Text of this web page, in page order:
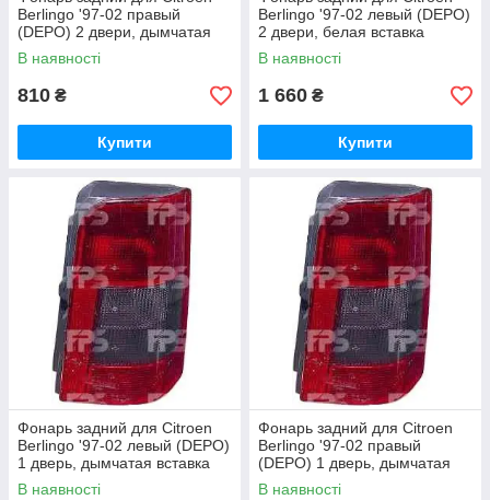
Berlingo '97-02 правый
(DEPO) 2 двери, дымчатая
вставка
В наявності
810 ₴
Купити
Berlingo '97-02 левый (DEPO)
2 двери, белая вставка
В наявності
1 660 ₴
Купити
Фонарь задний для Citroen
Berlingo '97-02 левый (DEPO)
1 дверь, дымчатая вставка
В наявності
Фонарь задний для Citroen
Berlingo '97-02 правый
(DEPO) 1 дверь, дымчатая
вставка
В наявності